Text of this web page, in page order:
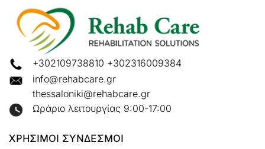
+302109738810 +302316009384
info@rehabcare.gr
thessaloniki@rehabcare.gr
Ωράριο λειτουργίας 9:00-17:00
ΧΡΗΣΙΜΟΙ ΣΥΝΔΕΣΜΟΙ